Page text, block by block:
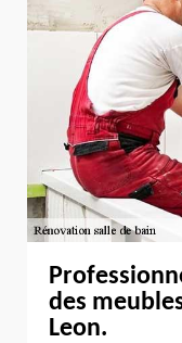
des
Leon.